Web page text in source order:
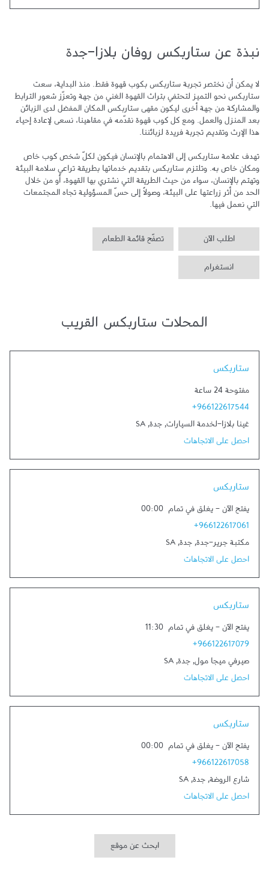
نبذة عن ستاربكس روفان بلازا-جدة
التي نعمل فيها.
اطلب الآن تصفّح قائمة الطعام
انستغرام
المحلات ستاربكس القريب
ستاربكس
مفتوحة 24 ساعة
+966122617544
غينا بلازا-لخدمة السيارات, جدة,
SA
احصل على الاتجاهات
ستاربكس
يفتح الآن - يغلق في تمام 00:00
+966122617061
مكتبة جرير-جدة, جدة,
SA
احصل على الاتجاهات
ستاربكس
يفتح الآن - يغلق في تمام 11:30
+966122617079
صيرفي ميجا مول, جدة,
SA
احصل على الاتجاهات
ستاربكس
يفتح الآن - يغلق في تمام 00:00
+966122617058
شارع الروضة, جدة,
SA
احصل على الاتجاهات
ابحث عن موقع